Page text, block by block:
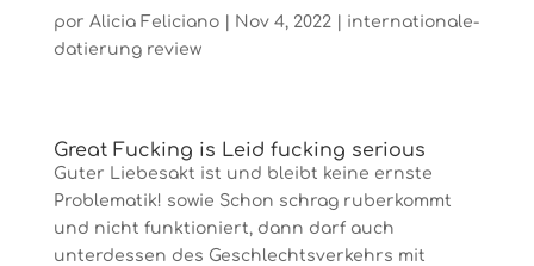
por Alicia Feliciano| Nov 4, 2022| internationale-
datierung review
Great Fucking is Leid fucking serious
Guter Liebesakt ist und bleibt keine ernste
Problematik! sowie Schon schrag ruberkommt
und nicht funktioniert, dann darf auch
unterdessen des Geschlechtsverkehrs mit